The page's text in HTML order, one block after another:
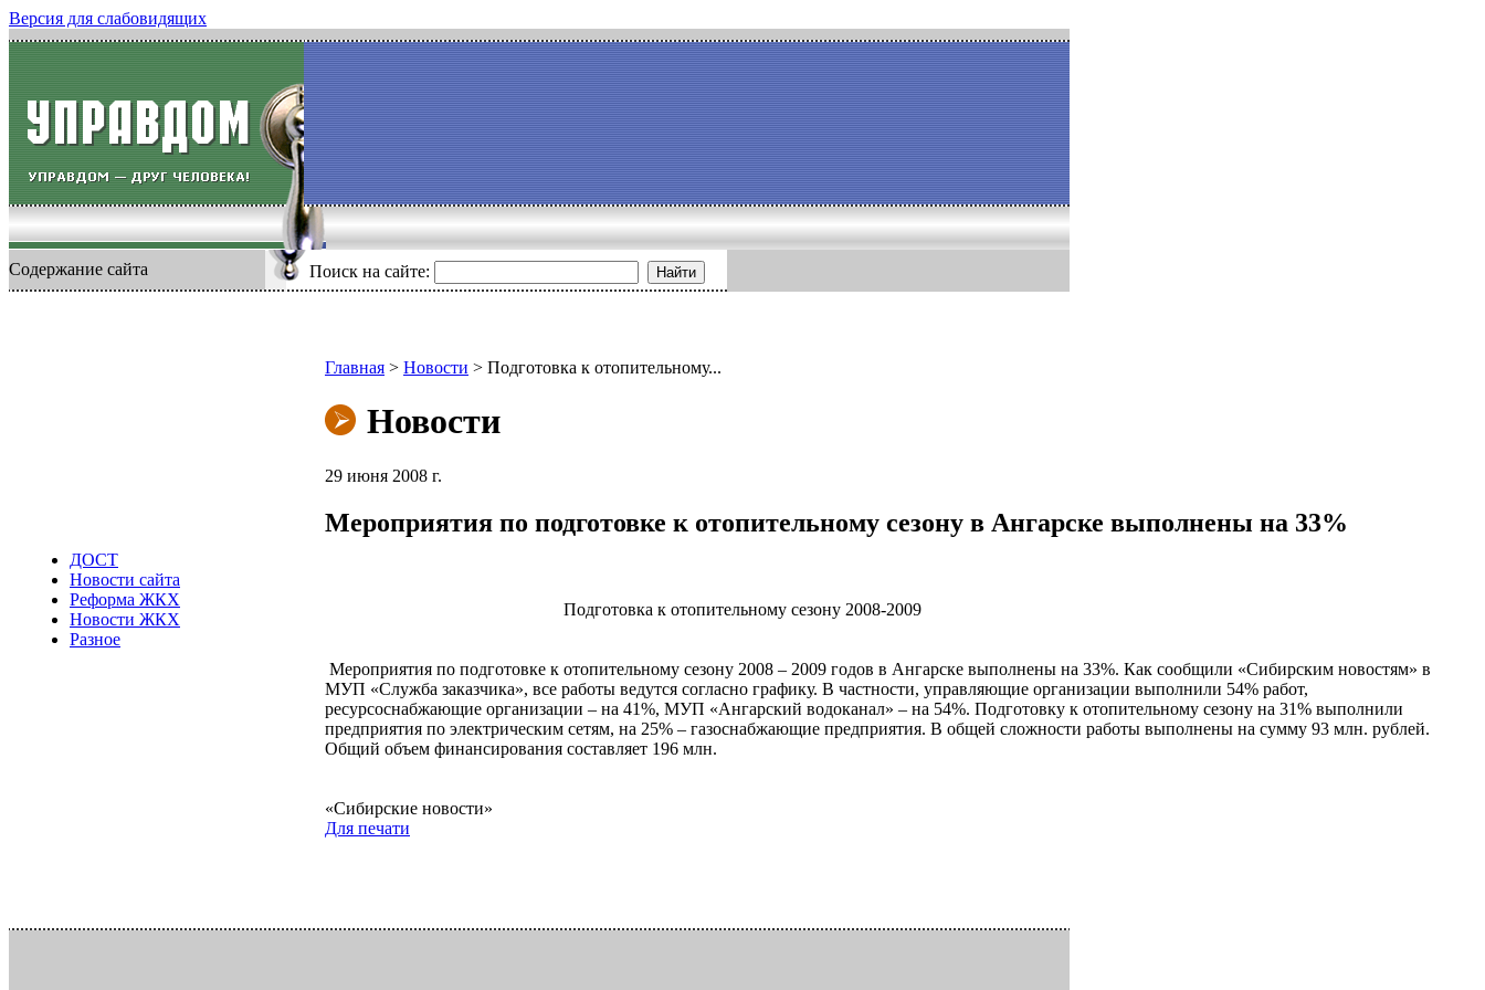
Версия для слабовидящих
Содержание сайта Поиск на сайте: Найти
ДОСТ
Новости сайта
Реформа ЖКХ
Новости ЖКХ
Разное
Главная > Новости > Подготовка к отопительному...
Новости
29 июня 2008 г.
Мероприятия по подготовке к отопительному сезону в Ангарске выполнены на 33%
Подготовка к отопительному сезону 2008-2009
Мероприятия по подготовке к отопительному сезону 2008 – 2009 годов в Ангарске выполнены на 33%. Как сообщили «Сибирским новостям» в
МУП «Служба заказчика», все работы ведутся согласно графику. В частности, управляющие организации выполнили 54% работ,
ресурсоснабжающие организации – на 41%, МУП «Ангарский водоканал» – на 54%. Подготовку к отопительному сезону на 31% выполнили
предприятия по электрическим сетям, на 25% – газоснабжающие предприятия. В общей сложности работы выполнены на сумму 93 млн. рублей.
Общий объем финансирования составляет 196 млн.
«Сибирские новости»
Для печати